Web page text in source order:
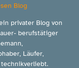
Blog
privater Blog von
berufstätiger
Läufer,
technikverliebt.